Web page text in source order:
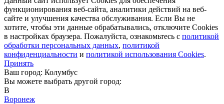
функционирования веб-сайта, аналитики действий на веб-
сайте и улучшения качества обслуживания. Если Вы не
хотите, чтобы эти данные обрабатывались, отключите Cookies
в настройках браузера. Пожалуйста, ознакомьтесь с политикой
обработки персональных данных, политикой
конфиденциальности и политикой использования Cookies.
Принять
Ваш город: Колумбус
Вы можете выбрать другой город:
В
Воронеж